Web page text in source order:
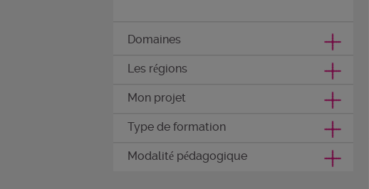
Domaines
Les régions
Mon projet
Type de formation
Modalité pédagogique